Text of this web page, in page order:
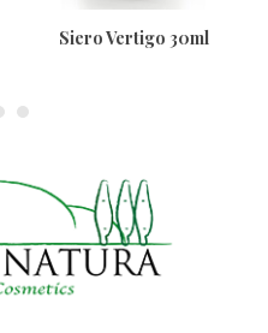
Siero Vertigo 30ml